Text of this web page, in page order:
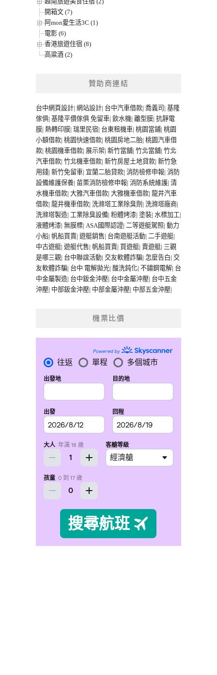
開箱文 (7)
阿mon愛生活3C (1)
電影 (6)
香港旅遊住宿 (8)
高粱酒 (2)
贊助商連結
台中網頁設計| 網站設計| 台中汽車借款| 喬義司 | 基隆
傢俱| 基隆平價傢俱 免留車| 飲水機| 離型膜| 抗靜電
膜| 熱轉印膜| 瑞里民宿| 台東租機車| 桃園當鋪| 桃園
小額借款| 桃園快速借款| 桃園房地二胎| 桃園汽車借
款| 桃園機車借款| 展示架| 新竹當舖| 竹北當舖| 竹北
汽車借款| 竹北機車借款| 新竹房屋土地貸款| 新竹急
用錢| 新竹免留車| 宜蘭二胎貸款| 消防檢修申報| 消防
設備維護保養| 苗栗消防檢修申報| 消防系統維護| 清
水機車借款| 大雅汽車借款| 大雅機車借款| 龍井汽車
借款| 龍井機車借款| 洗滌塔工業除臭劑 | 洗滌塔廠商|
洗滌塔製造| 工業除臭設備| 粉體烤漆| 塗裝| 水標加工|
液體烤漆| 無膜標| ASA國際認證| 二等遊艇駕照| 動力
小船| 帆船買賣| 遊艇銷售| 台南遊艇活動| 二手遊艇|
中古遊艇| 遊艇代售| 帆船買賣| 買遊艇| 賣遊艇| 三觀
是哪三觀| 台中聯誼活動| 交友軟體詐騙| 怎麼告白| 交
友軟體詐騙| 台中 電解拋光| 酸洗鈍化| 不鏽鋼電解| 台
中金屬製造| 台中鈑金沖壓| 台中金屬沖壓| 台中五金
沖壓| 中部鈑金沖壓| 中部金屬沖壓| 中部五金沖壓|
機票比價